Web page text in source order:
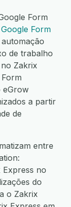
Form
Google Form
de trabalho
Zakrix
eGrow
a partir
de
entre
no
do
o Zakrix